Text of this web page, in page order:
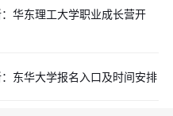
华东理工大学职业成长营开
东华大学报名入口及时间安排